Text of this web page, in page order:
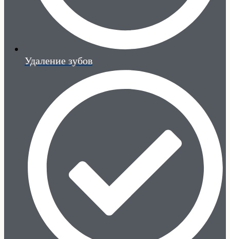
Удаление зубов